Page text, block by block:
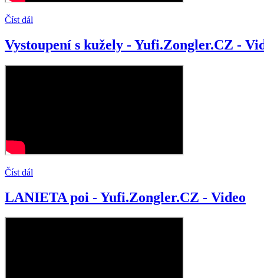
Číst dál
Vystoupení s kužely - Yufi.Zongler.CZ -
Číst dál
LANIETA poi - Yufi.Zongler.CZ - Video